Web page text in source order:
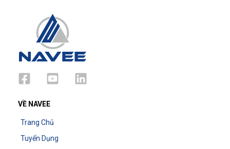
VỀ NAVEE
Trang Chủ
Tuyển Dụng